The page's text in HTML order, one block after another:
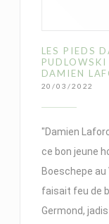
LES PIEDS
DAMIEN
20/03/2022
"Damien
ce bon jeune
Boeschepe
faisait feu de
Germond,